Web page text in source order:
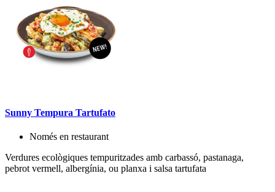
Sunny Tempura Tartufato
Només en restaurant
Verdures ecològiques tempuritzades amb carbassó, pastanaga,
pebrot vermell, albergínia, ou planxa i salsa tartufata